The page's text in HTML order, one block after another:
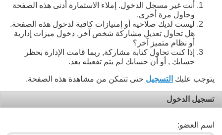
أنت غير مسجل الدخول. إملاء الاستمارة أدنى هذه الصفحة
وحاول مرة أخرى.
ليست لديك صلاحية أو إمتيازات كافية لدخول هذه الصفحة.
هل تحاول تعديل مشاركة شخص آخر, دخول ميزات إدارية
أو نظام متميز آخر؟
إذا كنت تحاول كتابة مشاركة, ربما قامت الإدارة بحظر
حسابك , أو أن حسابك لم يتم تفعيله بعد.
يتوجب عليك التسجيل حتى تتمكن من مشاهدة هذه الصفحة.
تسجيل الدخول
اسم العضو: